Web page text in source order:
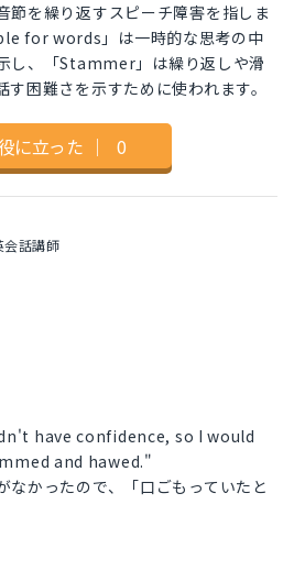
節を繰り返すスピーチ障害を指しま
for words」は一時的な思考の中
し、「Stammer」は繰り返しや滑
困難さを示すために使われます。
に立った ｜ 0
会話講師
have confidence, so I would
and hawed."
なかったので、「口ごもっていたと